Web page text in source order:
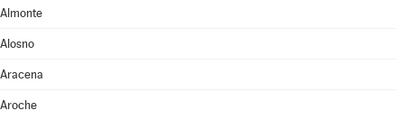
Almonte
Alosno
Aracena
Aroche